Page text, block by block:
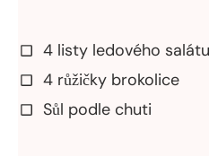
4 listy ledového salátu
4 růžičky brokolice
Sůl podle chuti